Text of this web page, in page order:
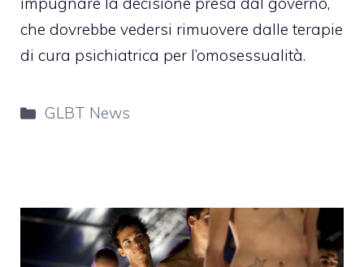
che dovrebbe vedersi rimuovere dalle terapie
di cura psichiatrica per l’omosessualità.
Categorie
GLBT News